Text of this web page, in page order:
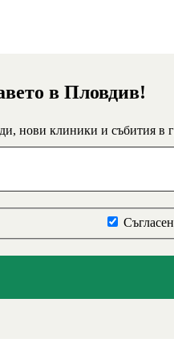
в Пловдив!
нови клиники и събития в